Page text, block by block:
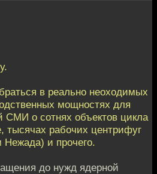
в реально неоходимых
мощностях для
СМИ о сотнях объектов цикла
тысячах рабочих центрифуг
Нежада) и прочего.
до нужд ядерной